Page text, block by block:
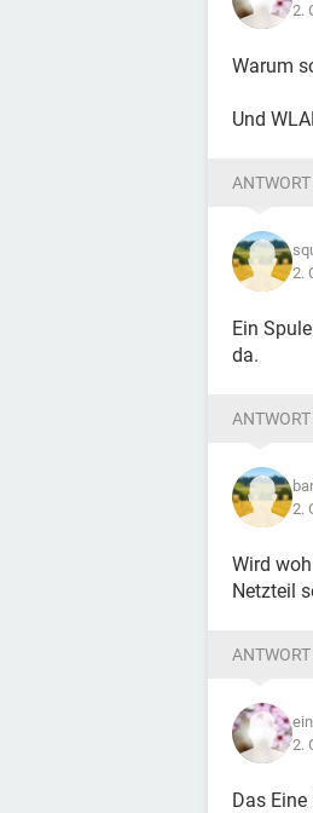
2.
Warum
Und
2.
Ein
da.
2.
Wird
Netzteil
ein
2.
Das